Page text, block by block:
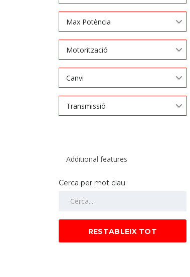
Max Potència
Motorització
Canvi
Transmissió
Cerca per mot clau
RESTABLEIX TOT